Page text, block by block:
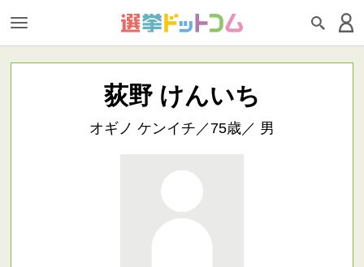
荻野 けんいち
オギノ ケンイチ／75歳／ 男